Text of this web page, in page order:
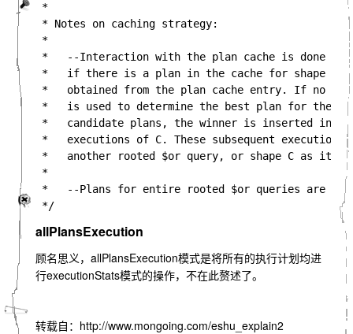
*
* Notes on caching strategy:
*
*   --Interaction with the plan cache is done on
*   if there is a plan in the cache for shape C,
*   obtained from the plan cache entry. If no
*   is used to determine the best plan for the
*   candidate plans, the winner is inserted into
*   executions of C. These subsequent
*   another rooted $or query, or shape C as its
*
*   --Plans for entire rooted $or queries are
allPlansExecution
顾名思义，allPlansExecution模式是将所有的执行计划均进
行executionStats模式的操作，不在此赘述了。
转载自：http://www.mongoing.com/eshu_explain2